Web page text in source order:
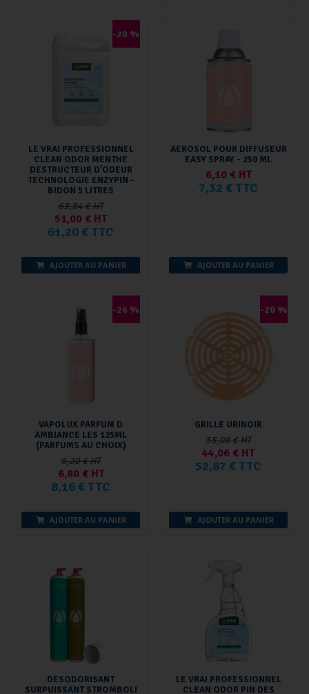
-20 %
LE VRAI PROFESSIONNEL
CLEAN ODOR MENTHE
DESTRUCTEUR D’ODEUR
TECHNOLOGIE ENZYPIN -
BIDON 5 LITRES
63,84 € HT
51,00 € HT
61,20 € TTC
AJOUTER AU PANIER
AEROSOL POUR DIFFUSEUR
EASY SPRAY - 250 ML
6,10 € HT
7,32 € TTC
AJOUTER AU PANIER
-26 %
VAPOLUX PARFUM D
AMBIANCE LES 125ML
(PARFUMS AU CHOIX)
9,20 € HT
6,80 € HT
8,16 € TTC
AJOUTER AU PANIER
-20 %
GRILLE URINOIR
55,08 € HT
44,06 € HT
52,87 € TTC
AJOUTER AU PANIER
DESODORISANT
SURPUISSANT STROMBOLI
LE VRAI PROFESSIONNEL
CLEAN ODOR PIN DES